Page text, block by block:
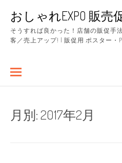
ッ
おしゃれEXPO 販売
そうすれば良かった！店舗の販促手
客／売上アップ! | 販促用 ポスター・
月別:2017年2月